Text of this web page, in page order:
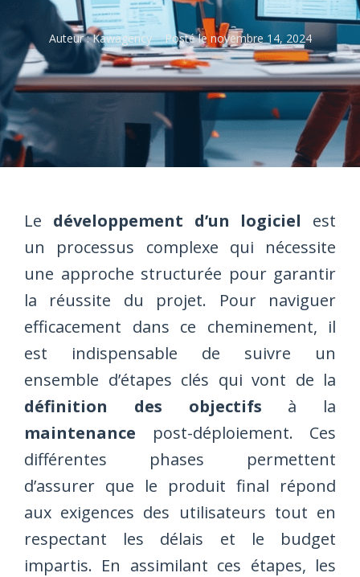
Auteur :Kawagency Posté lenovembre 14, 2024
Le développement d’un logiciel est
un processus complexe qui nécessite
une approche structurée pour garantir
la réussite du projet. Pour naviguer
efficacement dans ce cheminement, il
est indispensable de suivre un
ensemble d’étapes clés qui vont de la
définition des objectifs à la
maintenance post-déploiement. Ces
différentes phases permettent
d’assurer que le produit final répond
aux exigences des utilisateurs tout en
respectant les délais et le budget
impartis. En assimilant ces étapes, les